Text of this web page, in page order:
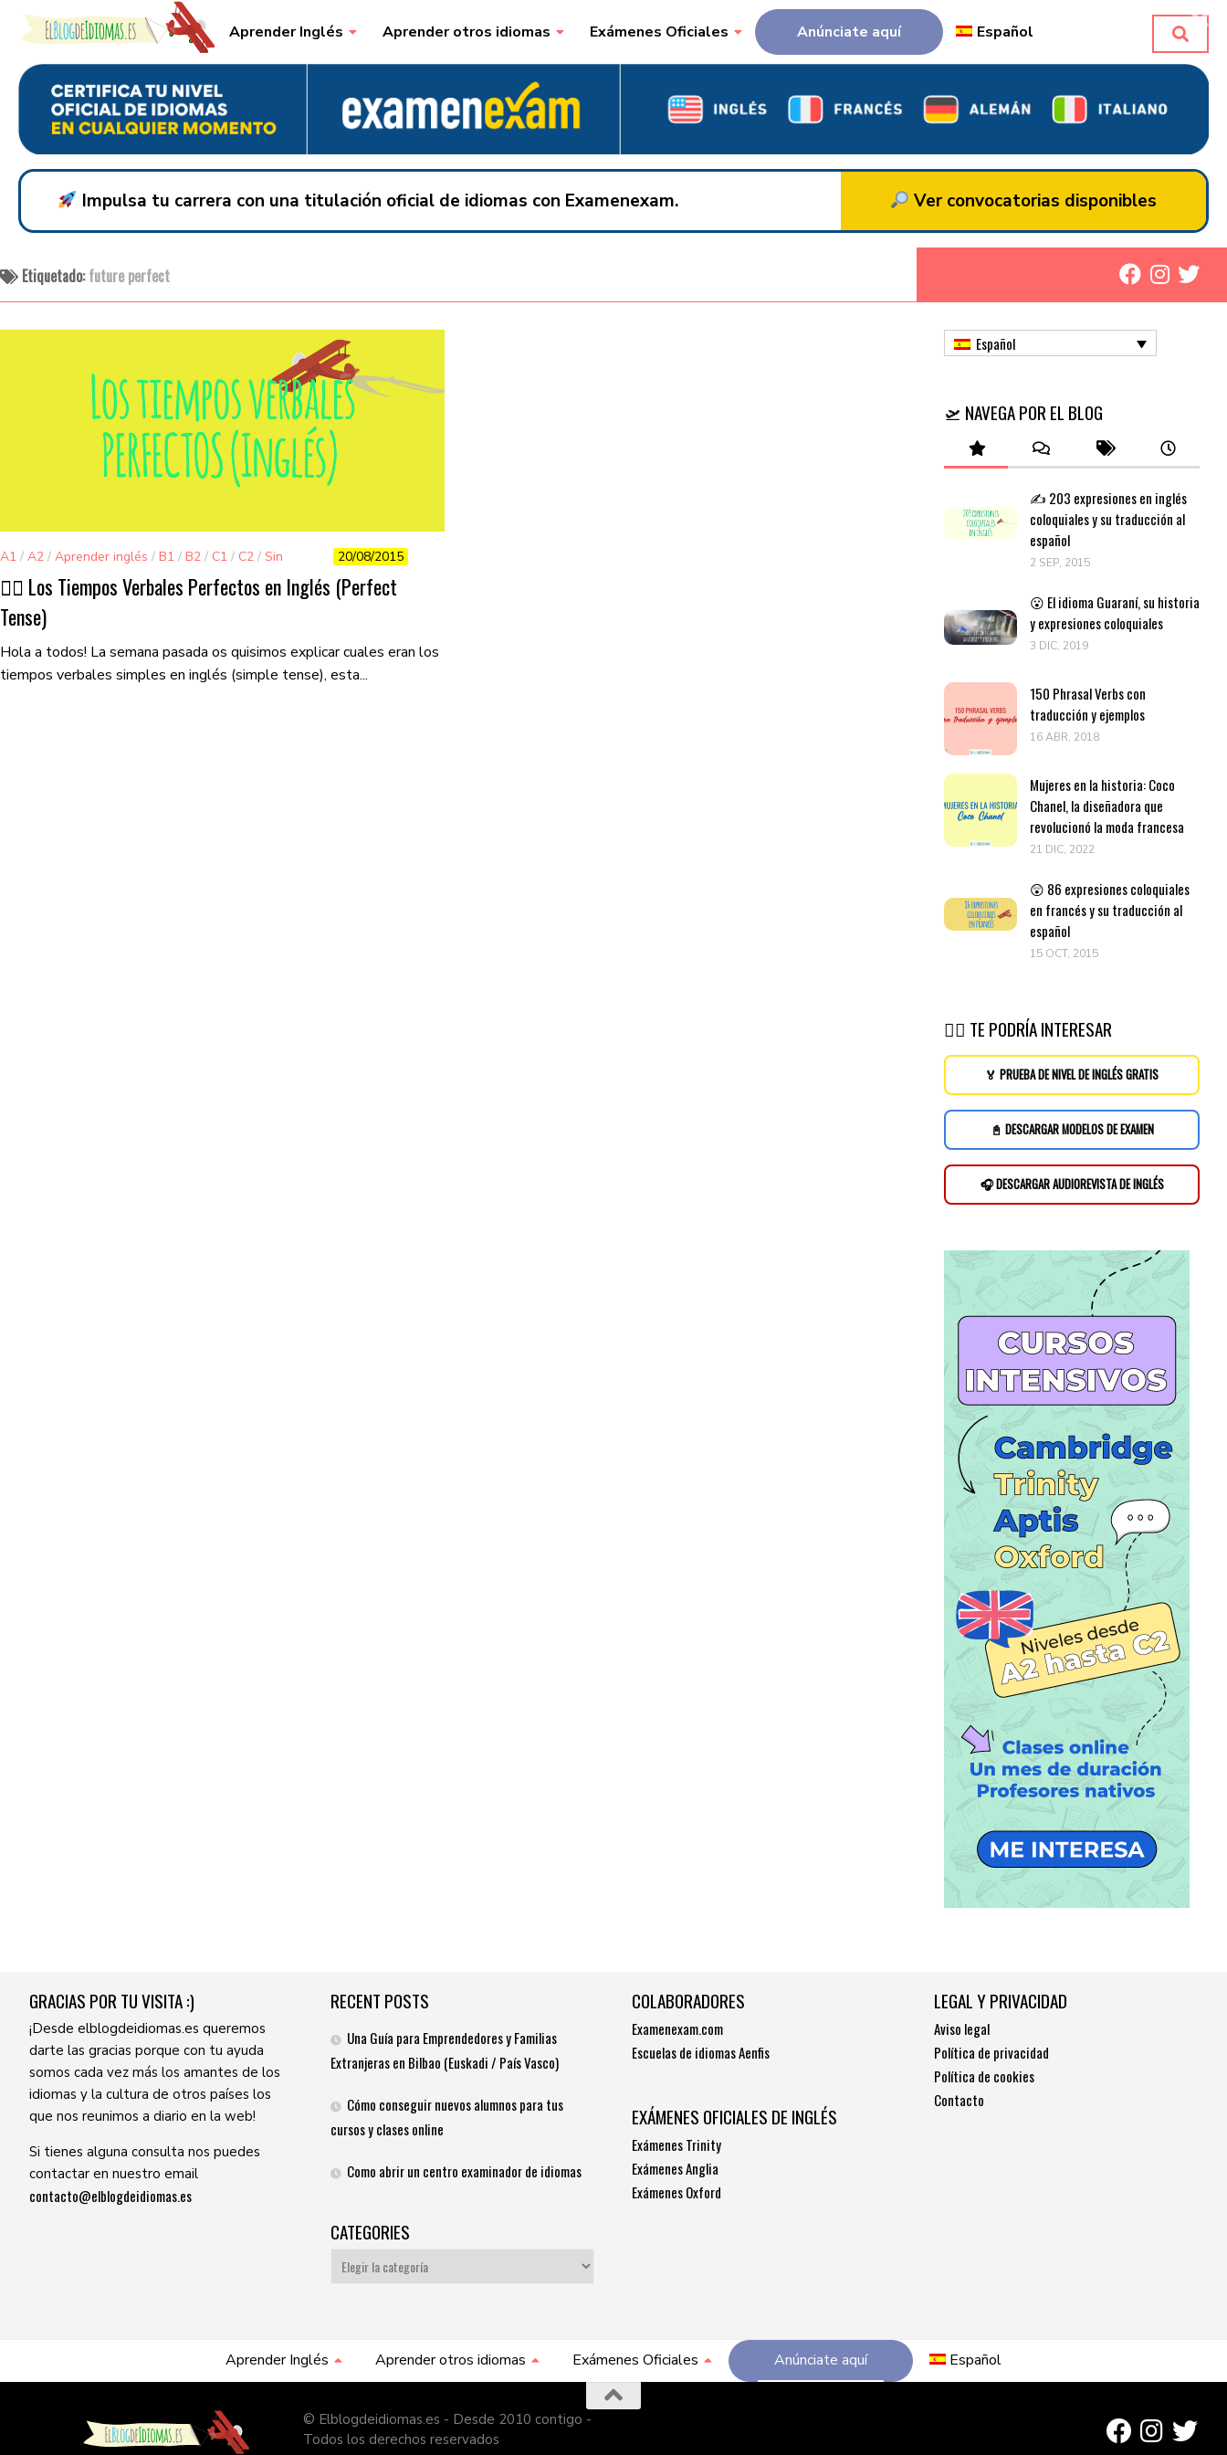
Skip to content Aprender Inglés Aprender otros idiomas Exámenes Oficiales Anúnciate aquí Español
Impulsa tu carrera con una titulación oficial de idiomas con Examenexam. Ver convocatorias disponibles
Etiquetado:future perfect
A1 / A2 / Aprender inglés / B1 / B2 / C1 / C2 / Sin
categorizar
20/08/2015
👌🏽 Los Tiempos Verbales Perfectos en Inglés (Perfect
Tense)
Hola a todos! La semana pasada os quisimos explicar cuales eran los
tiempos verbales simples en inglés (simple tense), esta...
Español
🛫 NAVEGA POR EL BLOG
✍️ 203 expresiones en inglés
coloquiales y su traducción al
español
2 SEP, 2015
😮 El idioma Guaraní, su historia
y expresiones coloquiales
3 DIC, 2019
150 Phrasal Verbs con
traducción y ejemplos
16 ABR, 2018
Mujeres en la historia: Coco
Chanel, la diseñadora que
revolucionó la moda francesa
21 DIC, 2022
😲 86 expresiones coloquiales
en francés y su traducción al
español
15 OCT, 2015
👉🏽 TE PODRÍA INTERESAR
🏅 PRUEBA DE NIVEL DE INGLÉS GRATIS
📓 DESCARGAR MODELOS DE EXAMEN
🎧 DESCARGAR AUDIOREVISTA DE INGLÉS
GRACIAS POR TU VISITA :)
¡Desde elblogdeidiomas.es queremos
darte las gracias porque con tu ayuda
somos cada vez más los amantes de los
idiomas y la cultura de otros países los
que nos reunimos a diario en la web!
Si tienes alguna consulta nos puedes
contactar en nuestro email
contacto@elblogdeidiomas.es
RECENT POSTS
Una Guía para Emprendedores y Familias
Extranjeras en Bilbao (Euskadi / País Vasco)
Cómo conseguir nuevos alumnos para tus
cursos y clases online
Como abrir un centro examinador de idiomas
CATEGORIES
Categories
COLABORADORES
Examenexam.com
Escuelas de idiomas Aenfis
EXÁMENES OFICIALES DE INGLÉS
Exámenes Trinity
Exámenes Anglia
Exámenes Oxford
LEGAL Y PRIVACIDAD
Aviso legal
Política de privacidad
Política de cookies
Contacto
Aprender Inglés Aprender otros idiomas Exámenes Oficiales Anúnciate aquí Español
© Elblogdeidiomas.es - Desde 2010 contigo -
Todos los derechos reservados